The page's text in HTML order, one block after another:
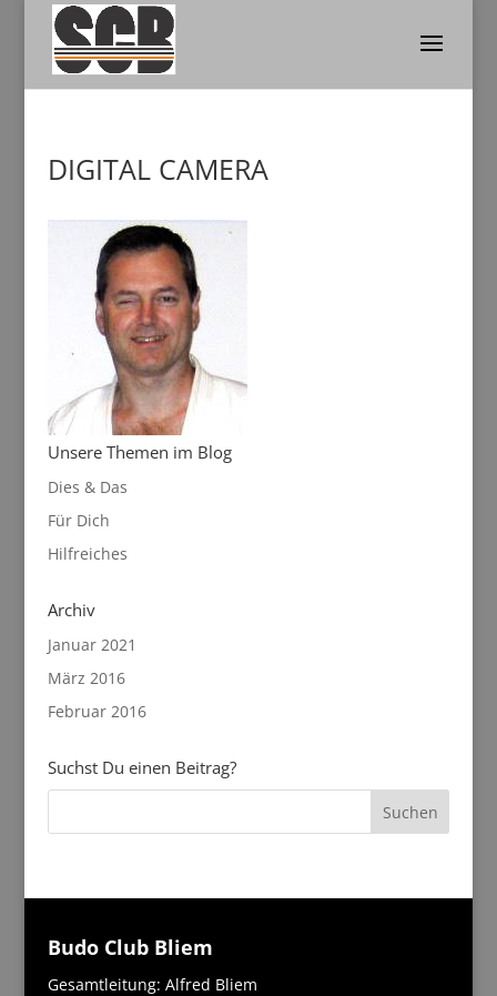
DIGITAL CAMERA
Unsere Themen im Blog
Dies & Das
Für Dich
Hilfreiches
Archiv
Januar 2021
März 2016
Februar 2016
Suchst Du einen Beitrag?
Budo Club Bliem
Gesamtleitung: Alfred Bliem